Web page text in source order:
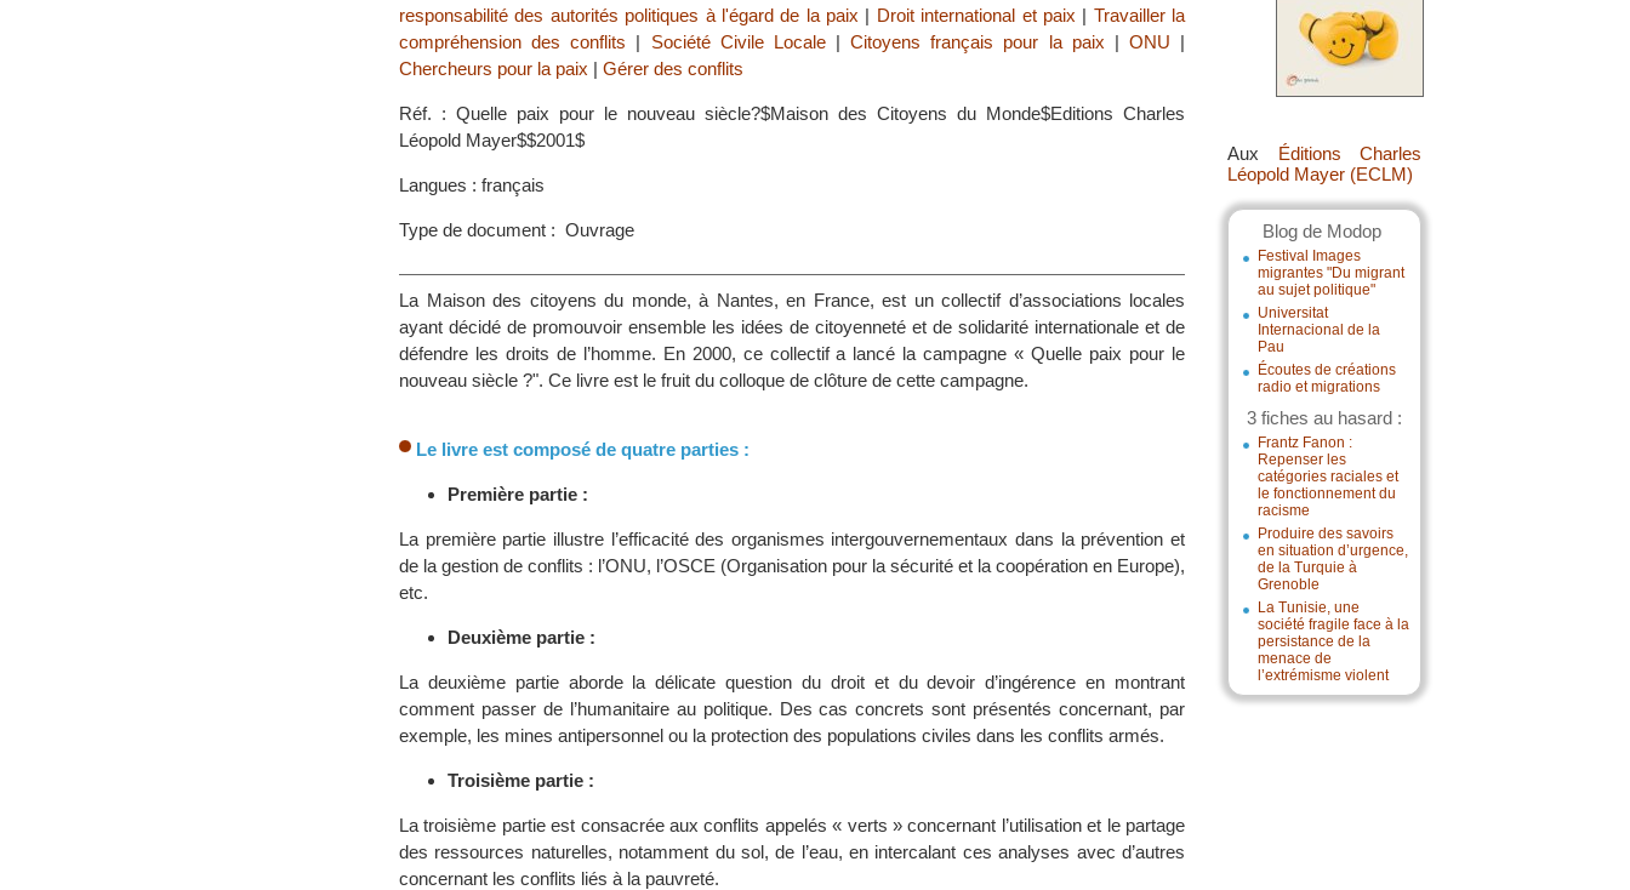
Aux Éditions Charles
Léopold Mayer (ECLM)
Blog de Modop
Festival Images
migrantes "Du migrant
au sujet politique"
Universitat
Internacional de la
Pau
Écoutes de créations
radio et migrations
3 fiches au hasard :
Frantz Fanon :
Repenser les
catégories raciales et
le fonctionnement du
racisme
Produire des savoirs
en situation d’urgence,
de la Turquie à
Grenoble
La Tunisie, une
société fragile face à la
persistance de la
menace de
l’extrémisme violent
responsabilité des autorités politiques à l'égard de la paix | Droit international et paix | Travailler la
compréhension des conflits | Société Civile Locale|Citoyens français pour la paix | ONU |
Chercheurs pour la paix | Gérer des conflits
Réf. : Quelle paix pour le nouveau siècle?$Maison des Citoyens du Monde$Editions Charles
Léopold Mayer$$2001$
Langues : français
Type de document : Ouvrage
La Maison des citoyens du monde, à Nantes, en France, est un collectif d’associations locales
ayant décidé de promouvoir ensemble les idées de citoyenneté et de solidarité internationale et de
défendre les droits de l’homme. En 2000, ce collectif a lancé la campagne « Quelle paix pour le
nouveau siècle ?". Ce livre est le fruit du colloque de clôture de cette campagne.
Le livre est composé de quatre parties :
Première partie :
La première partie illustre l’efficacité des organismes intergouvernementaux dans la prévention et
de la gestion de conflits : l’ONU, l’OSCE (Organisation pour la sécurité et la coopération en Europe),
etc.
Deuxième partie :
La deuxième partie aborde la délicate question du droit et du devoir d’ingérence en montrant
comment passer de l’humanitaire au politique. Des cas concrets sont présentés concernant, par
exemple, les mines antipersonnel ou la protection des populations civiles dans les conflits armés.
Troisième partie :
La troisième partie est consacrée aux conflits appelés « verts » concernant l’utilisation et le partage
des ressources naturelles, notamment du sol, de l’eau, en intercalant ces analyses avec d’autres
concernant les conflits liés à la pauvreté.